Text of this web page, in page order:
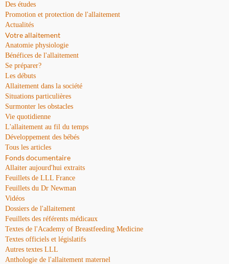
Des études
Promotion et protection de l'allaitement
Actualités
Votre allaitement
Anatomie physiologie
Bénéfices de l'allaitement
Se préparer?
Les débuts
Allaitement dans la société
Situations particulières
Surmonter les obstacles
Vie quotidienne
L'allaitement au fil du temps
Développement des bébés
Tous les articles
Fonds documentaire
Allaiter aujourd'hui extraits
Feuillets de LLL France
Feuillets du Dr Newman
Vidéos
Dossiers de l'allaitement
Feuillets des référents médicaux
Textes de l'Academy of Breastfeeding Medicine
Textes officiels et législatifs
Autres textes LLL
Anthologie de l'allaitement maternel